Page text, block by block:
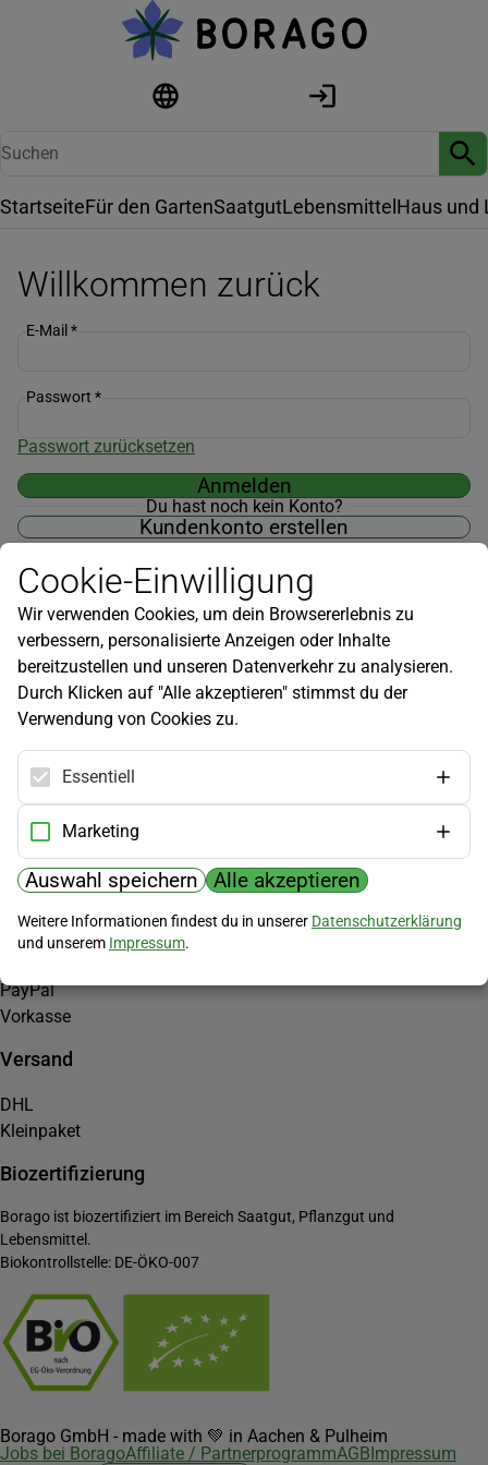
StartseiteFür den GartenSaatgutLebensmittel Haus und
Willkommen zurück
E-Mail *
Passwort *
Passwort zurücksetzen
Anmelden
Du hast noch kein Konto?
Kundenkonto erstellen
Newsletter
Infos zu neuen Produkten, Gartentipps und mehr findest du in
unserem Newsletter!
Jetzt anmelden
Hilfe
Kundenservice
Widerrufsbelehrung
Zahlungsmöglichkeiten
PayPal
Vorkasse
Versand
DHL
Kleinpaket
Biozertifizierung
Borago ist biozertifiziert im Bereich Saatgut, Pflanzgut und
Lebensmittel.
Biokontrollstelle: DE-ÖKO-007
Borago GmbH - made with 💚 in Aachen & Pulheim
Jobs bei BoragoAffiliate / PartnerprogrammAGB Impressum
Cookie-Einwilligung
Wir verwenden Cookies, um dein Browsererlebnis zu
verbessern, personalisierte Anzeigen oder Inhalte
bereitzustellen und unseren Datenverkehr zu analysieren.
Durch Klicken auf "Alle akzeptieren" stimmst du der
Verwendung von Cookies zu.
Essentiell
Marketing
Auswahl speichern Alle akzeptieren
Weitere Informationen findest du in unserer Datenschutzerklärung
und unserem Impressum.